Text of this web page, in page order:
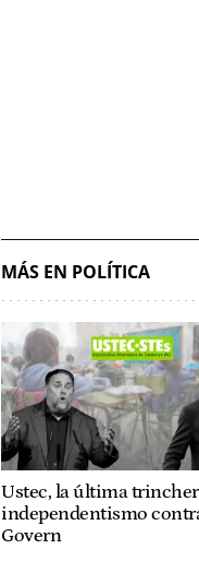
MÁS EN POLÍTICA
Ustec, la última
independentismo
Govern